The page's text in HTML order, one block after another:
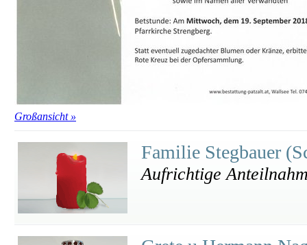
Großansicht »
Familie Stegbauer
Aufrichtige